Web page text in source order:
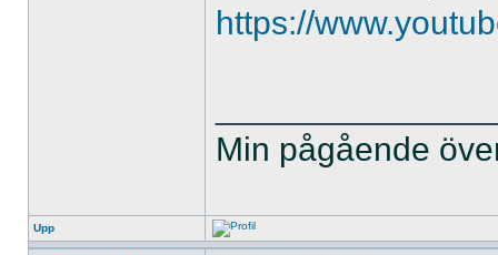
https://
Min pågående
Upp